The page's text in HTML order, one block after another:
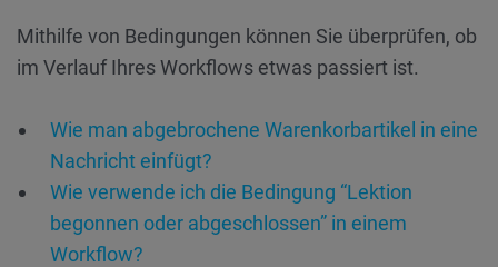
Mithilfe von Bedingungen können Sie überprüfen, ob
im Verlauf Ihres Workflows etwas passiert ist.
Wie man abgebrochene Warenkorbartikel in eine
Nachricht einfügt?
Wie verwende ich die Bedingung “Lektion
begonnen oder abgeschlossen” in einem
Workflow?